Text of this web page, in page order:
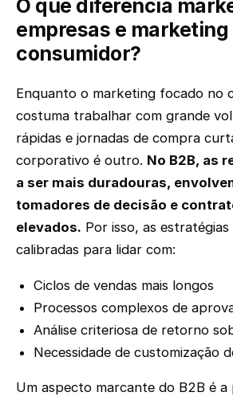
O que diferencia
empresas e marketing
consumidor?
Enquanto o marketing focado no
costuma trabalhar com grande
rápidas e jornadas de compra
corporativo é outro. No B2B, as
a ser mais duradouras,
tomadores de decisão e
elevados. Por isso, as
calibradas para lidar com:
Ciclos de vendas mais longos
Processos complexos de
Análise criteriosa de retorno
Necessidade de customização
Um aspecto marcante do B2B é a